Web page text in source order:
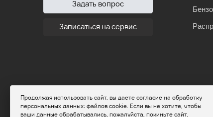
Продолжая использовать сайт, вы даете согласие на обработку
персональных данных: файлов cookie. Если вы не хотите, чтобы
ваши данные обрабатывались, пожалуйста, покиньте сайт.
Задать вопрос
Записаться на сервис